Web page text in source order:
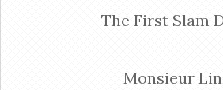
The First Slam
Monsieur